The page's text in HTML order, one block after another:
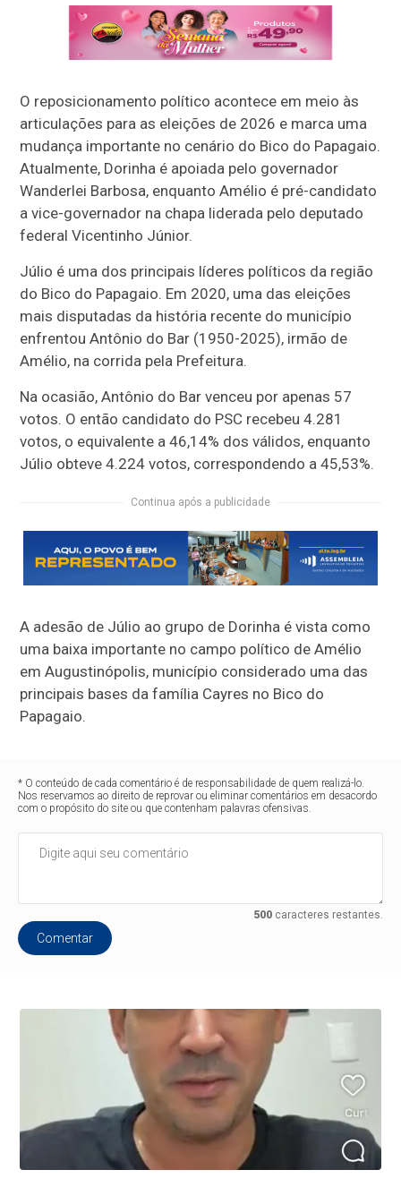
O reposicionamento político acontece em meio às
articulações para as eleições de 2026 e marca uma
mudança importante no cenário do Bico do Papagaio.
Atualmente, Dorinha é apoiada pelo governador
Wanderlei Barbosa, enquanto Amélio é pré-candidato
a vice-governador na chapa liderada pelo deputado
federal Vicentinho Júnior.
Júlio é uma dos principais líderes políticos da região
do Bico do Papagaio. Em 2020, uma das eleições
mais disputadas da história recente do município
enfrentou Antônio do Bar (1950-2025), irmão de
Amélio, na corrida pela Prefeitura.
Na ocasião, Antônio do Bar venceu por apenas 57
votos. O então candidato do PSC recebeu 4.281
votos, o equivalente a 46,14% dos válidos, enquanto
Júlio obteve 4.224 votos, correspondendo a 45,53%.
Continua após a publicidade
A adesão de Júlio ao grupo de Dorinha é vista como
uma baixa importante no campo político de Amélio
em Augustinópolis, município considerado uma das
principais bases da família Cayres no Bico do
Papagaio.
* O conteúdo de cada comentário é de responsabilidade de quem realizá-lo.
Nos reservamos ao direito de reprovar ou eliminar comentários em desacordo
com o propósito do site ou que contenham palavras ofensivas.
500caracteres restantes.
Comentar